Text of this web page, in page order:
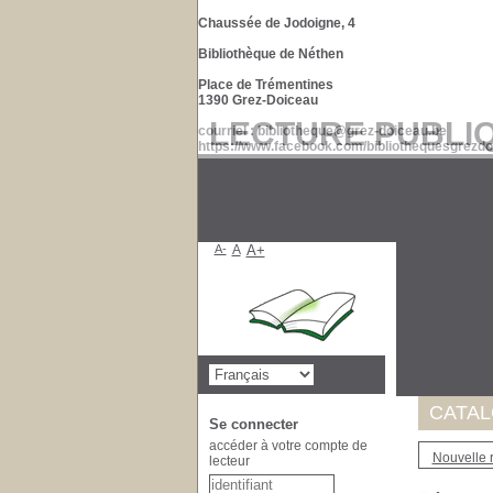
LECTURE
Nouvelle
Chaussée de Jodoigne, 4
Bibliothèque de Néthen
Place de Trémentines
1390 Grez-Doiceau
courriel : bibliotheque@grez-doiceau.be
https://www.facebook.com/
A- A A+
Se connecter
accéder à votre compte de
lecteur